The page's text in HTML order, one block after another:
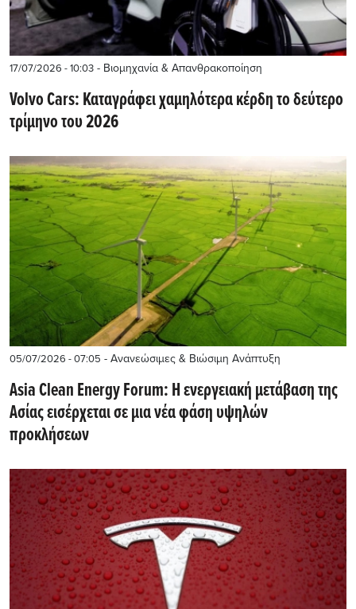
17/07/2026 - 10:03 - Βιομηχανία & Απανθρακοποίηση
Volvo Cars: Καταγράφει χαμηλότερα κέρδη το δεύτερο
τρίμηνο του 2026
05/07/2026 - 07:05 - Ανανεώσιμες & Βιώσιμη Ανάπτυξη
Asia Clean Energy Forum: Η ενεργειακή μετάβαση της
Ασίας εισέρχεται σε μια νέα φάση υψηλών
προκλήσεων